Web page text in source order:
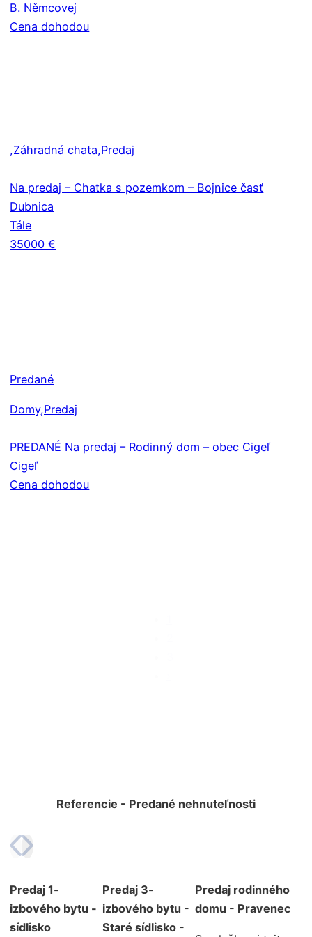
B. Němcovej
Cena dohodou
,Záhradná chata,Predaj
Na predaj – Chatka s pozemkom – Bojnice časť
Dubnica
Tále
35000 €
Predané
Domy,Predaj
PREDANÉ Na predaj – Rodinný dom – obec Cigeľ
Cigeľ
Cena dohodou
Referencie - Predané nehnuteľnosti
Predaj 1-
izbového bytu -
sídlisko
Predaj 3-
izbového bytu -
Staré sídlisko -
Predaj rodinného
domu - Pravenec